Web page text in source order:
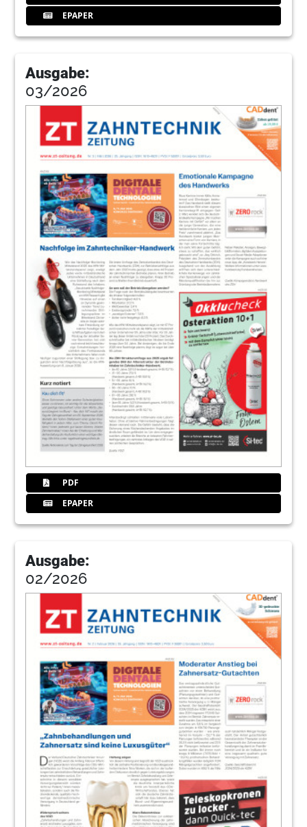
EPAPER
Ausgabe:
03/2026
PDF
EPAPER
Ausgabe:
02/2026